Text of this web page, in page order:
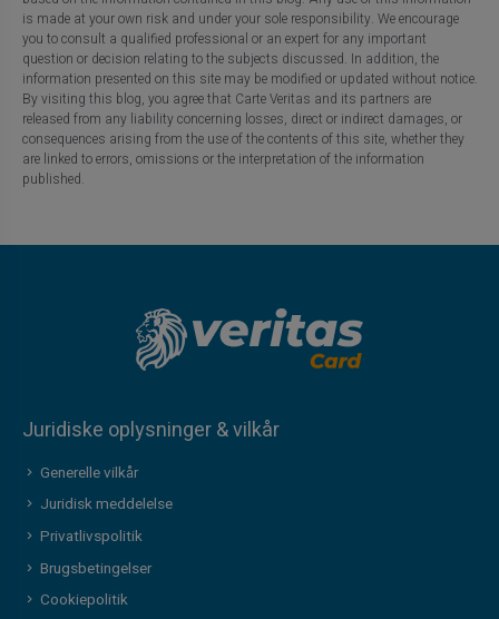
is made at your own risk and under your sole responsibility. We encourage
you to consult a qualified professional or an expert for any important
question or decision relating to the subjects discussed. In addition, the
information presented on this site may be modified or updated without notice.
By visiting this blog, you agree that Carte Veritas and its partners are
released from any liability concerning losses, direct or indirect damages, or
consequences arising from the use of the contents of this site, whether they
are linked to errors, omissions or the interpretation of the information
published.
Juridiske oplysninger & vilkår
Generelle vilkår
Juridisk meddelelse
Privatlivspolitik
Brugsbetingelser
Cookiepolitik